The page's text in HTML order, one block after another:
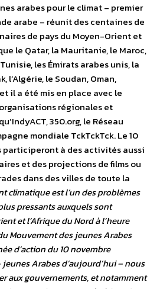
arabes pour le climat – premier
arabe – réunit des centaines de
de pays du Moyen-Orient et
le Qatar, la Mauritanie, le Maroc,
les Émirats arabes unis, la
l’Algérie, le Soudan, Oman,
il a été mis en place avec le
régionales et
350.org, le Réseau
mondiale TckTckTck. Le 10
participeront à des activités aussi
et des projections de films ou
dans des villes de toute la
climatique est l’un des problèmes
pressants auxquels sont
et l’Afrique du Nord à l’heure
Mouvement des jeunes Arabes
d’action du 10 novembre
Arabes d’aujourd’hui – nous
aux gouvernements, et notamment